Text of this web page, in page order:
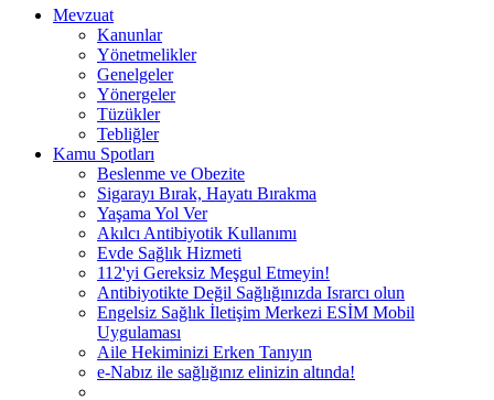
Mevzuat
Kanunlar
Yönetmelikler
Genelgeler
Yönergeler
Tüzükler
Tebliğler
Kamu Spotları
Beslenme ve Obezite
Sigarayı Bırak, Hayatı Bırakma
Yaşama Yol Ver
Akılcı Antibiyotik Kullanımı
Evde Sağlık Hizmeti
112'yi Gereksiz Meşgul Etmeyin!
Antibiyotikte Değil Sağlığınızda Israrcı olun
Engelsiz Sağlık İletişim Merkezi ESİM Mobil
Uygulaması
Aile Hekiminizi Erken Tanıyın
e-Nabız ile sağlığınız elinizin altında!